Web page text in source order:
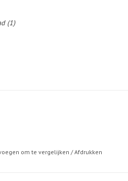
(1)
om te vergelijken /Afdrukken